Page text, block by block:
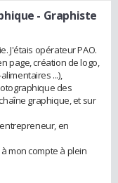
- Graphiste
J'étais opérateur PAO.
page, création de logo,
...),
des
graphique, et sur
en
mon compte à plein